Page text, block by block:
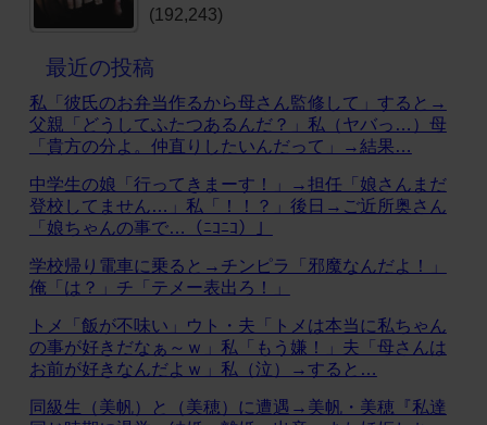
(192,243)
最近の投稿
私「彼氏のお弁当作るから母さん監修して」すると→
父親「どうしてふたつあるんだ？」私（ヤバっ…）母
「貴方の分よ。仲直りしたいんだって」→結果…
中学生の娘「行ってきまーす！」→担任「娘さんまだ
登校してません…」私「！！？」後日→ご近所奥さん
「娘ちゃんの事で…（ﾆｺﾆｺ）」
学校帰り電車に乗ると→チンピラ「邪魔なんだよ！」
俺「は？」チ「テメー表出ろ！」
トメ「飯が不味い」ウト・夫「トメは本当に私ちゃん
の事が好きだなぁ～ｗ」私「もう嫌！」夫「母さんは
お前が好きなんだよｗ」私（泣）→すると…
同級生（美帆）と（美穂）に遭遇→美帆・美穂『私達